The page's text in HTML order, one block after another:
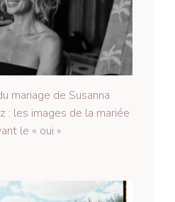
mariage de Susanna
: les images de la mariée
le « oui »